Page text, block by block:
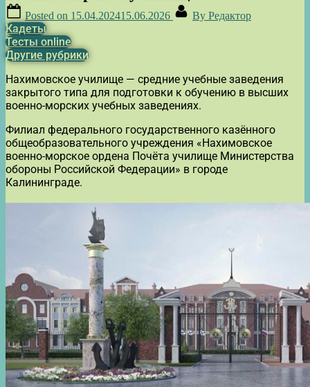
Posted on 15.04.202415.06.2026 By Редактор
Кадеты
Тесты online
Другие рубрики
Нахимовское училище — средние учебные заведения
закрытого типа для подготовки к обучению в высших
военно-морских учебных заведениях.
Филиал федерального государственного казённого
общеобразовательного учреждения «Нахимовское
военно-морское ордена Почёта училище Министерства
обороны Российской Федерации» в городе
Калининграде.